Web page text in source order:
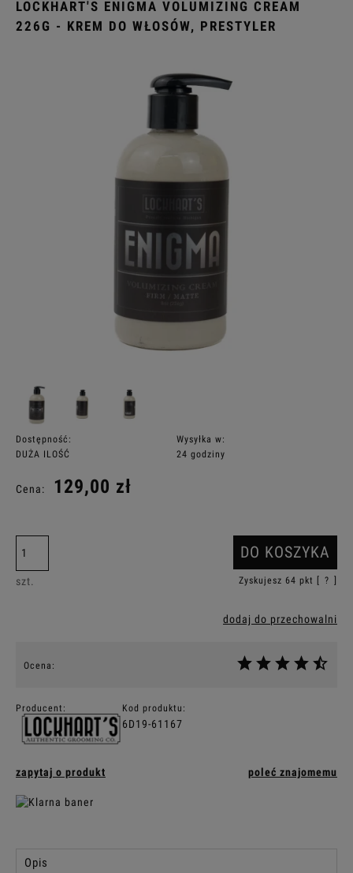
LOCKHART'S ENIGMA VOLUMIZING CREAM
226G - KREM DO WŁOSÓW, PRESTYLER
Dostępność:
DUŻA ILOŚĆ
Wysyłka w:
24 godziny
Cena: 129,00 zł
szt.
DO KOSZYKA
Zyskujesz 64 pkt [ ?
dodaj do przechowalni
Ocena:
Producent: Kod produktu:
6D19-61167
zapytaj o produkt poleć znajomemu
Opis